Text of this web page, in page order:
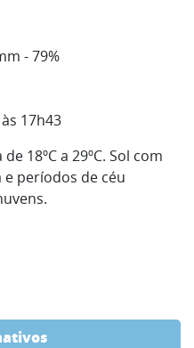
- 79%
17h43
18ºC a 29ºC. Sol com
períodos de céu